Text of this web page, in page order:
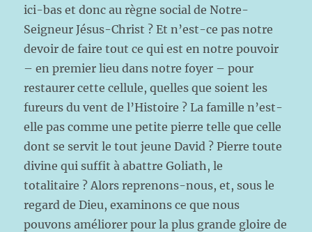
ici-bas et donc au règne social de Notre-
Seigneur Jésus-Christ ? Et n’est-ce pas notre
devoir de faire tout ce qui est en notre pouvoir
– en premier lieu dans notre foyer – pour
restaurer cette cellule, quelles que soient les
fureurs du vent de l’Histoire ? La famille n’est-
elle pas comme une petite pierre telle que celle
dont se servit le tout jeune David ? Pierre toute
divine qui suffit à abattre Goliath, le
totalitaire ? Alors reprenons-nous, et, sous le
regard de Dieu, examinons ce que nous
pouvons améliorer pour la plus grande gloire de